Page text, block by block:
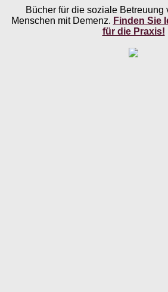
Bücher für die soziale Betreuung
Menschen mit Demenz. Finden Sie
für die Praxis!